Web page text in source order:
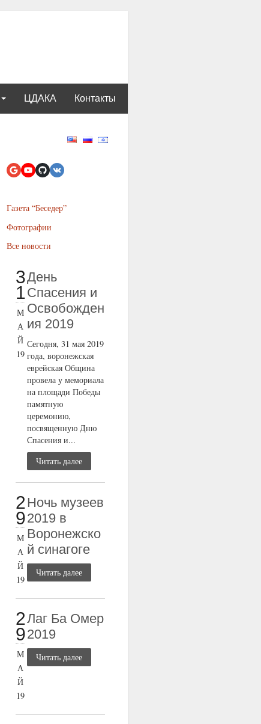
ЦДАКА Контакты
Газета “Беседер”
Фотографии
Все новости
3
1
М
А
Й
19
День
Спасения и
Освобожден
ия 2019
Сегодня, 31 мая 2019
года, воронежская
еврейская Община
провела у мемориала
на площади Победы
памятную
церемонию,
посвященную Дню
Спасения и...
Читать далее
2
9
М
А
Й
19
Ночь музеев
2019 в
Воронежско
й синагоге
Читать далее
2
9
М
А
Й
19
Лаг Ба Омер
2019
Читать далее